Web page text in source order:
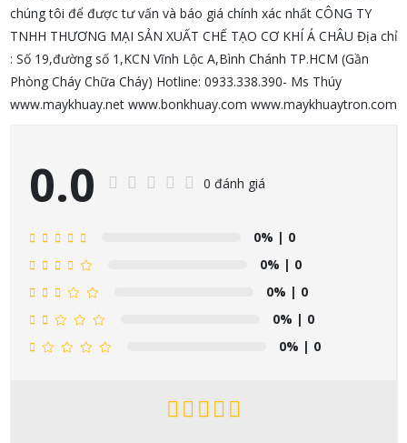
chúng tôi để được tư vấn và báo giá chính xác nhất CÔNG TY
TNHH THƯƠNG MẠI SẢN XUẤT CHẾ TẠO CƠ KHÍ Á CHÂU Địa chỉ
: Số 19,đường số 1,KCN Vĩnh Lộc A,Bình Chánh TP.HCM (Gần
Phòng Cháy Chữa Cháy) Hotline: 0933.338.390- Ms Thúy
www.maykhuay.net www.bonkhuay.com www.maykhuaytron.com
0.0 0 đánh giá
0% | 0
0% | 0
0% | 0
0% | 0
0% | 0